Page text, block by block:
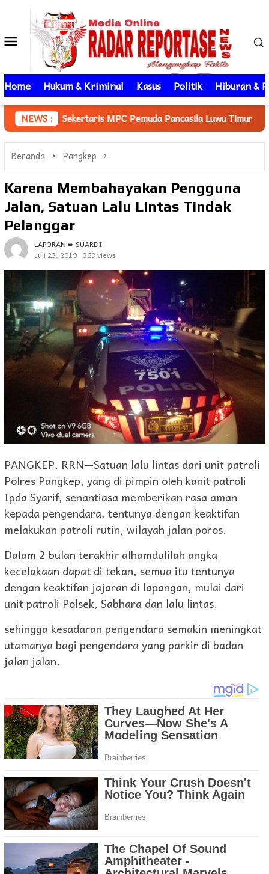
kontenMenu
Mobile
Home Hukum & Kriminal Kasus Politik Hiburan &
NEWS :
MPC Pemuda Pancasila Luwu Timur Ucapkan Selamat
Beranda Pangkep
Karena Membahayakan Pengguna
Jalan, Satuan Lalu Lintas Tindak
Pelanggar
LAPORAN ➨ SUARDI
Juli 23, 2019 369 views
PANGKEP, RRN—Satuan lalu lintas dari unit patroli
Polres Pangkep, yang di pimpin oleh kanit patroli
Ipda Syarif, senantiasa memberikan rasa aman
kepada pengendara, tentunya dengan keaktifan
melakukan patroli rutin, wilayah jalan poros.
Dalam 2 bulan terakhir alhamdulilah angka
kecelakaan dapat di tekan, semua itu tentunya
dengan keaktifan jajaran di lapangan, mulai dari
unit patroli Polsek, Sabhara dan lalu lintas.
sehingga kesadaran pengendara semakin meningkat
utamanya bagi pengendara yang parkir di badan
jalan jalan.